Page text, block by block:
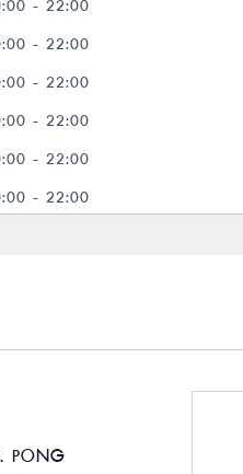
- 22:00
- 22:00
- 22:00
- 22:00
- 22:00
- 22:00
PONG​